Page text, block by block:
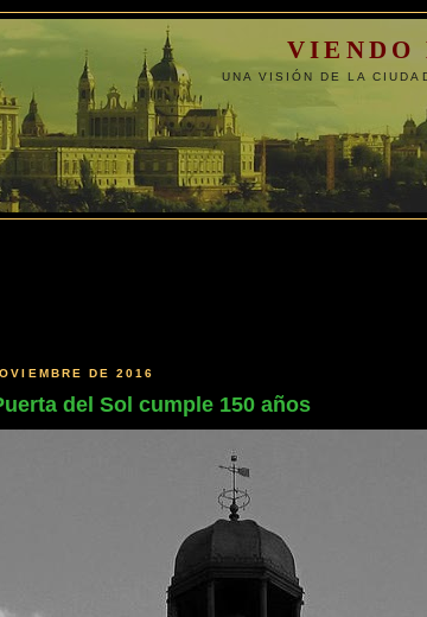
VIENDO
UNA VISIÓN DE LA
DE 2016
del Sol cumple 150 años